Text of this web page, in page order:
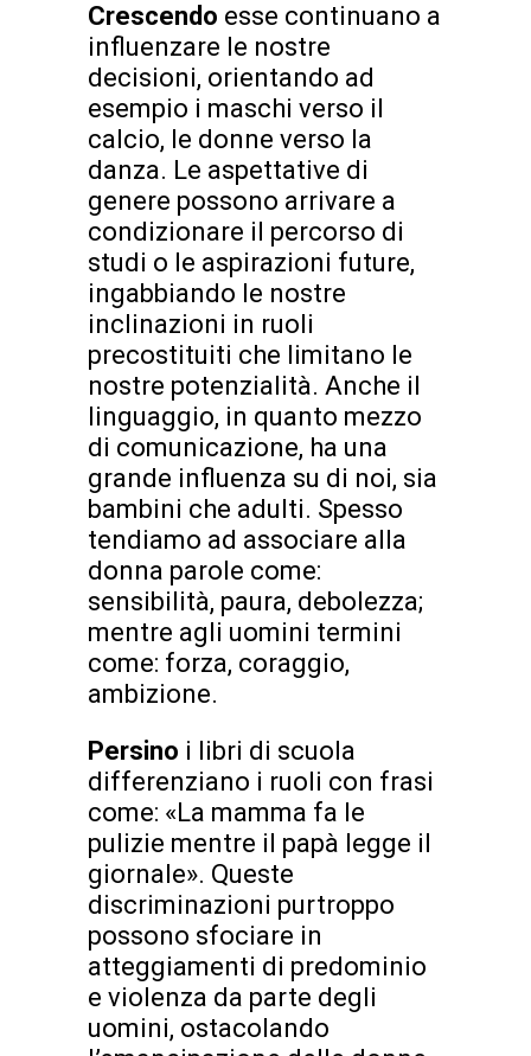
Crescendo esse continuano a
influenzare le nostre
decisioni, orientando ad
esempio i maschi verso il
calcio, le donne verso la
danza. Le aspettative di
genere possono arrivare a
condizionare il percorso di
studi o le aspirazioni future,
ingabbiando le nostre
inclinazioni in ruoli
precostituiti che limitano le
nostre potenzialità. Anche il
linguaggio, in quanto mezzo
di comunicazione, ha una
grande influenza su di noi, sia
bambini che adulti. Spesso
tendiamo ad associare alla
donna parole come:
sensibilità, paura, debolezza;
mentre agli uomini termini
come: forza, coraggio,
ambizione.
Persino i libri di scuola
differenziano i ruoli con frasi
come: «La mamma fa le
pulizie mentre il papà legge il
giornale». Queste
discriminazioni purtroppo
possono sfociare in
atteggiamenti di predominio
e violenza da parte degli
uomini, ostacolando